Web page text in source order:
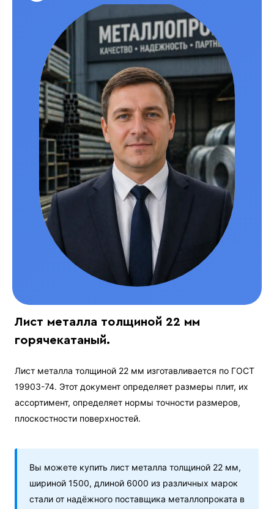
Лист металла толщиной 22 мм
горячекатаный.
Лист металла толщиной 22 мм изготавливается по ГОСТ
19903-74. Этот документ определяет размеры плит, их
ассортимент, определяет нормы точности размеров,
плоскостности поверхностей.
Вы можете купить лист металла толщиной 22 мм,
шириной 1500, длиной 6000 из различных марок
стали от надёжного поставщика металлопроката в